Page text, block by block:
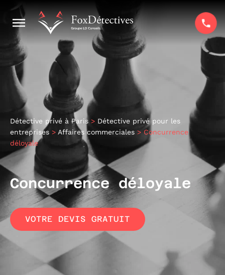
Détective privé à Paris > Détective privé pour les
entreprises > Affaires commerciales > Concurrence
déloyale
Concurrence déloyale
VOTRE DEVIS GRATUIT